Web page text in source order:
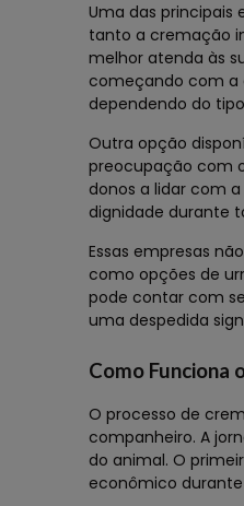
Uma das principais
tanto a cremação
melhor atenda às
começando com a
dependendo do
Outra opção
preocupação com
donos a lidar com
dignidade durante
Essas empresas
como opções de
pode contar com
uma despedida
Como Funciona
O processo de
companheiro. A
do animal. O
econômico